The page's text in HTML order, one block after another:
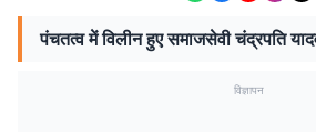
पंचतत्व में विलीन हुए समाजसेवी चंद्रपति
विज्ञापन